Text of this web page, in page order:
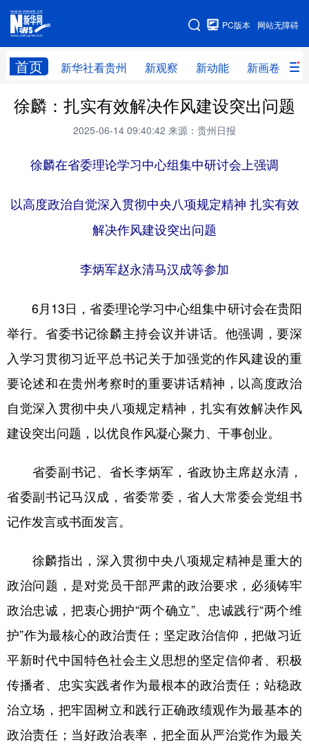
网站无障碍
PC版本
首页 新华社看贵州 新观察 新动能 新画卷
网站地图
新华社看贵州 新观察 新动能 新画卷
贵州领导 人事
专题 访谈 直播 视频
毕节 铜仁
黔南 黔西南
地方频道
北京 天津 河北 山西
山东 河南 湖北 湖南
广东 广西 海南 重庆
陕西 甘肃 青海 宁夏
新疆 内蒙古 黑龙江
多语种频道
English Español Français عربى
Русский язык 日本語 한국어
Deutsch Português
徐麟：扎实有效解决作风建设突出问题
2025-06-14 09:40:42 来源：贵州日报
徐麟在省委理论学习中心组集中研讨会上强调
以高度政治自觉深入贯彻中央八项规定精神 扎实有效
解决作风建设突出问题
李炳军赵永清马汉成等参加
6月13日，省委理论学习中心组集中研讨会在贵阳
举行。省委书记徐麟主持会议并讲话。他强调，要深
入学习贯彻习近平总书记关于加强党的作风建设的重
要论述和在贵州考察时的重要讲话精神，以高度政治
自觉深入贯彻中央八项规定精神，扎实有效解决作风
建设突出问题，以优良作风凝心聚力、干事创业。
省委副书记、省长李炳军，省政协主席赵永清，
省委副书记马汉成，省委常委，省人大常委会党组书
记作发言或书面发言。
徐麟指出，深入贯彻中央八项规定精神是重大的
政治问题，是对党员干部严肃的政治要求，必须铸牢
政治忠诚，把衷心拥护“两个确立”、忠诚践行“两个维
护”作为最核心的政治责任；坚定政治信仰，把做习近
平新时代中国特色社会主义思想的坚定信仰者、积极
传播者、忠实实践者作为最根本的政治责任；站稳政
治立场，把牢固树立和践行正确政绩观作为最基本的
政治责任；当好政治表率，把全面从严治党作为最关